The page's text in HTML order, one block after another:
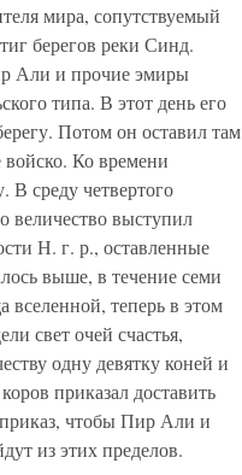
мира, сопутствуемый
берегов реки Синд.
Али и прочие эмиры
типа. В этот день его
Потом он оставил там
войско. Ко времени
В среду четвертого
величество выступил
Н. г. р., оставленные
выше, в течение семи
вселенной, теперь в этом
свет очей счастья,
одну девятку коней и
приказал доставить
чтобы Пир Али и
из этих пределов.